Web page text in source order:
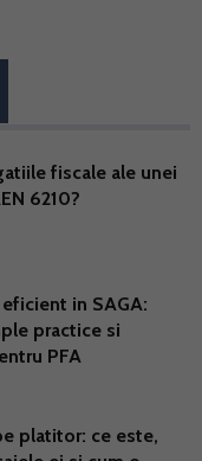
fiscale ale unei
6210?
in SAGA:
practice si
PFA
platitor: ce este,